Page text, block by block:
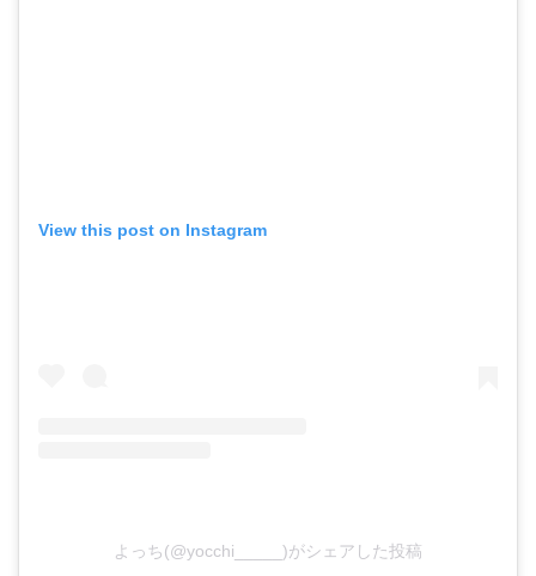
View this post on Instagram
よっち(@yocchi_____)がシェアした投稿